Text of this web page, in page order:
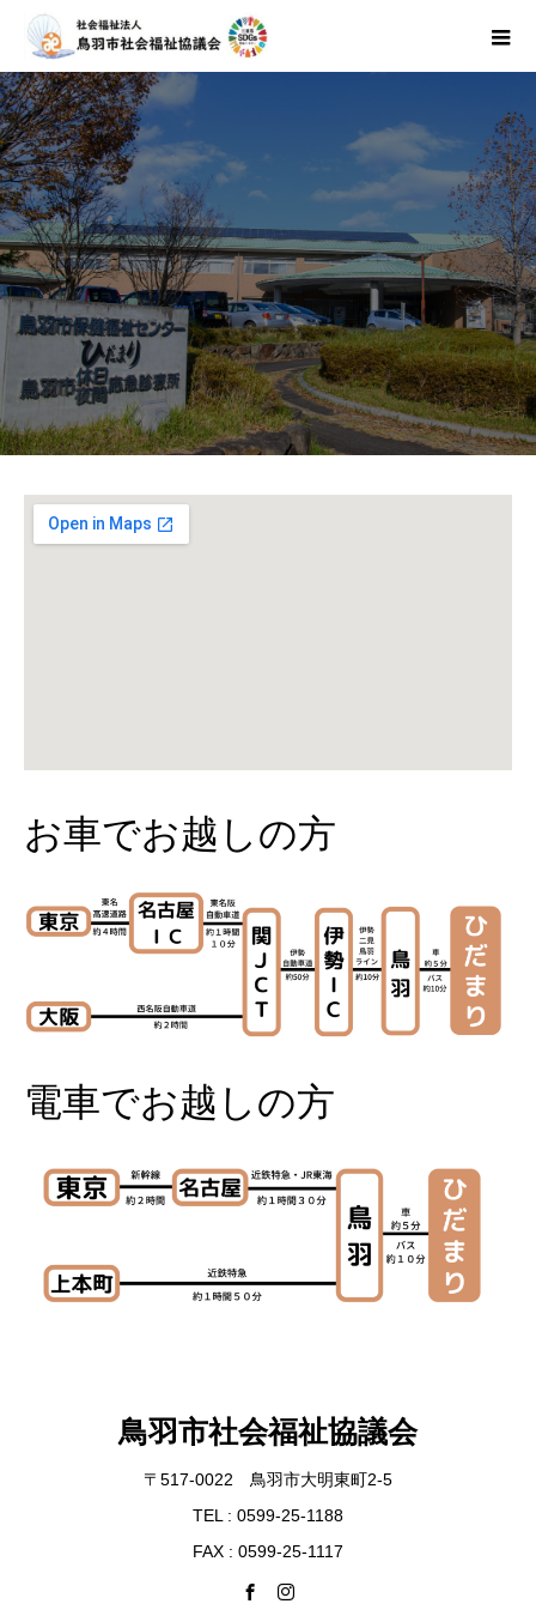
お車でお越しの方
電車でお越しの方
鳥羽市社会福祉協議会
〒517-0022 鳥羽市大明東町2-5
TEL : 0599-25-1188
FAX : 0599-25-1117